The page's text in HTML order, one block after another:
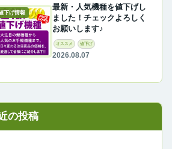
下げ情報
最新・人気機種を値下げし
ました！チェックよろしく
お願いします♪
オススメ 値下げ
2026.08.07
の投稿